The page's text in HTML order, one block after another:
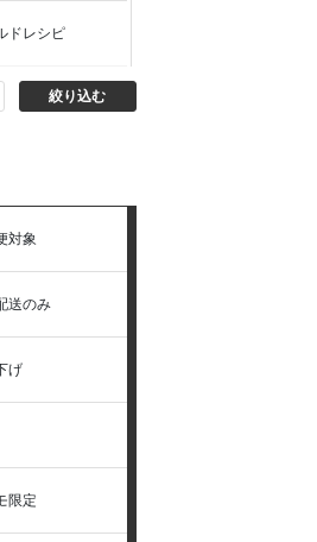
ドレシピ
ラルチョイス
ネス
ミス
トバランス
ダ
カライフ
絞り込む
対象
送のみ
げ
限定